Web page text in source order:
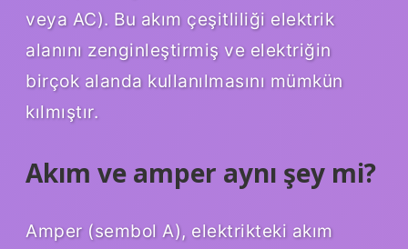
veya AC). Bu akım çeşitliliği elektrik
alanını zenginleştirmiş ve elektriğin
birçok alanda kullanılmasını mümkün
kılmıştır.
Akım ve amper aynı şey mi?
Amper (sembol A), elektrikteki akım